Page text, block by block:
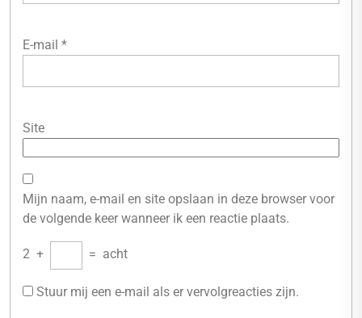
E-mail *
Site
Mijn naam, e-mail en site opslaan in deze browser voor
de volgende keer wanneer ik een reactie plaats.
2 + = acht
Stuur mij een e-mail als er vervolgreacties zijn.